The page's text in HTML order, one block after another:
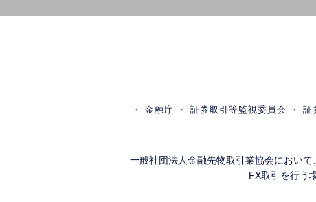
金融庁 証券取引等監視委員会 証
一般社団法人金融先物取引業協会において、
FX取引を行う